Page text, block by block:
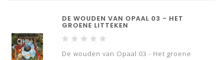
DE WOUDEN VAN OPAAL 03 - HET
GROENE LITTEKEN
De wouden van Opaal 03 - Het groene